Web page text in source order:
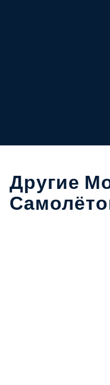
Другие